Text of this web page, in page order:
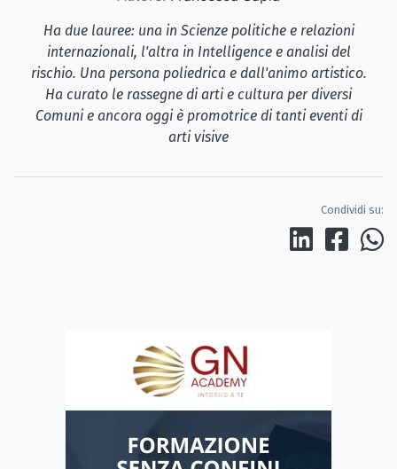
Ha due lauree: una in Scienze politiche e relazioni
internazionali, l'altra in Intelligence e analisi del
rischio. Una persona poliedrica e dall'animo artistico.
Ha curato le rassegne di arti e cultura per diversi
Comuni e ancora oggi è promotrice di tanti eventi di
arti visive
Condividi su: